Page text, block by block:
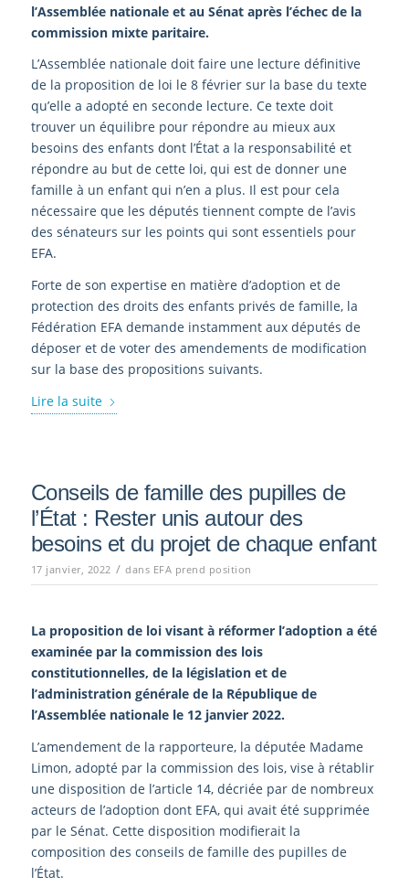
l’Assemblée nationale et au Sénat après l’échec de la
commission mixte paritaire.
L’Assemblée nationale doit faire une lecture définitive
de la proposition de loi le 8 février sur la base du texte
qu’elle a adopté en seconde lecture. Ce texte doit
trouver un équilibre pour répondre au mieux aux
besoins des enfants dont l’État a la responsabilité et
répondre au but de cette loi, qui est de donner une
famille à un enfant qui n’en a plus. Il est pour cela
nécessaire que les députés tiennent compte de l’avis
des sénateurs sur les points qui sont essentiels pour
EFA.
Forte de son expertise en matière d’adoption et de
protection des droits des enfants privés de famille, la
Fédération EFA demande instamment aux députés de
déposer et de voter des amendements de modification
sur la base des propositions suivants.
Lire la suite
Conseils de famille des pupilles de
l’État : Rester unis autour des
besoins et du projet de chaque enfant
17 janvier, 2022 / dans EFA prend position
La proposition de loi visant à réformer l’adoption a été
examinée par la commission des lois
constitutionnelles, de la législation et de
l’administration générale de la République de
l’Assemblée nationale le 12 janvier 2022.
L’amendement de la rapporteure, la députée Madame
Limon, adopté par la commission des lois, vise à rétablir
une disposition de l’article 14, décriée par de nombreux
acteurs de l’adoption dont EFA, qui avait été supprimée
par le Sénat. Cette disposition modifierait la
composition des conseils de famille des pupilles de
l’État.